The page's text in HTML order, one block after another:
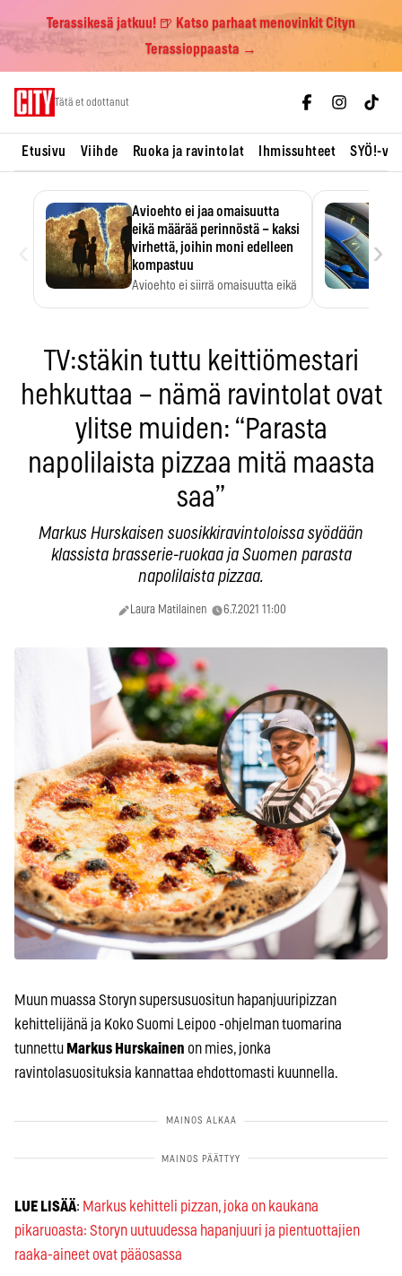
Terassikesä jatkuu! 🍺 Katso parhaat menovinkit Cityn
Terassioppaasta →
Tätä et odottanut
Etusivu Viihde Ruoka ja ravintolat Ihmissuhteet SYÖ!-
Avioehto ei jaa omaisuutta
eikä määrää perinnöstä – kaksi
virhettä, joihin moni edelleen
kompastuu
Avioehto ei siirrä omaisuutta eikä
›
TV:stäkin tuttu keittiömestari
hehkuttaa – nämä ravintolat ovat
ylitse muiden: “Parasta
napolilaista pizzaa mitä maasta
saa”
Markus Hurskaisen suosikkiravintoloissa syödään
klassista brasserie-ruokaa ja Suomen parasta
napolilaista pizzaa.
Laura Matilainen 6.7.2021 11:00
Muun muassa Storyn supersusuositun hapanjuuripizzan
kehittelijänä ja Koko Suomi Leipoo -ohjelman tuomarina
tunnettu Markus Hurskainen on mies, jonka
ravintolasuosituksia kannattaa ehdottomasti kuunnella.
LUE LISÄÄ: Markus kehitteli pizzan, joka on kaukana
pikaruoasta: Storyn uutuudessa hapanjuuri ja pientuottajien
raaka-aineet ovat pääosassa